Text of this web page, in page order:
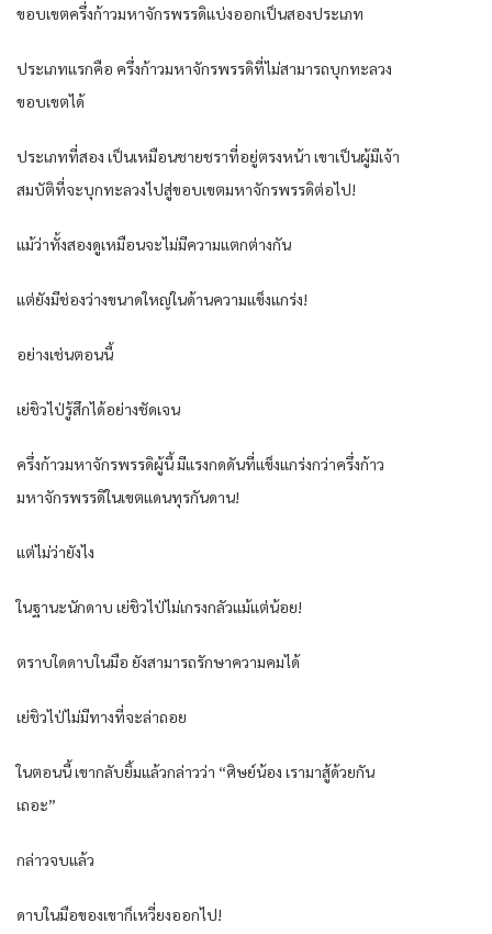
ขอบเขตครึ่งก้าวมหาจักรพรรดิแบ่งออกเป็นสองประเภท
ประเภทแรกคือ ครึ่งก้าวมหาจักรพรรดิที่ไม่สามารถบุกทะลวง
ขอบเขตได้
ประเภทที่สอง เป็นเหมือนชายชราที่อยู่ตรงหน้า เขาเป็นผู้มีเจ้า
สมบัติที่จะบุกทะลวงไปสู่ขอบเขตมหาจักรพรรดิต่อไป!
แม้ว่าทั้งสองดูเหมือนจะไม่มีความแตกต่างกัน
แต่ยังมีช่องว่างขนาดใหญ่ในด้านความแข็งแกร่ง!
อย่างเช่นตอนนี้
เย่ชิวไป่รู้สึกได้อย่างชัดเจน
ครึ่งก้าวมหาจักรพรรดิผู้นี้ มีแรงกดดันที่แข็งแกร่งกว่าครึ่งก้าว
มหาจักรพรรดิในเขตแดนทุรกันดาน!
แต่ไม่ว่ายังไง
ในฐานะนักดาบ เย่ชิวไป่ไม่เกรงกลัวแม้แต่น้อย!
ตราบใดดาบในมือ ยังสามารถรักษาความคมได้
เย่ชิวไป่ไม่มีทางที่จะล่าถอย
ในตอนนี้ เขากลับยิ้มแล้วกล่าวว่า “ศิษย์น้อง เรามาสู้ด้วยกัน
เถอะ”
กล่าวจบแล้ว
ดาบในมือของเขาก็เหวี่ยงออกไป!